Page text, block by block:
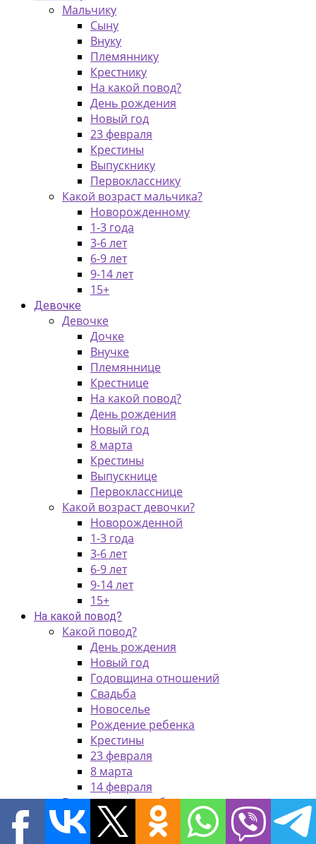
Мальчику
Сыну
Внуку
Племяннику
Крестнику
На какой повод?
День рождения
Новый год
23 февраля
Крестины
Выпускнику
Первокласснику
Какой возраст мальчика?
Новорожденному
1-3 года
3-6 лет
6-9 лет
9-14 лет
15+
Девочке
Девочке
Дочке
Внучке
Племяннице
Крестнице
На какой повод?
День рождения
Новый год
8 марта
Крестины
Выпускнице
Первокласснице
Какой возраст девочки?
Новорожденной
1-3 года
3-6 лет
6-9 лет
9-14 лет
15+
На какой повод?
Какой повод?
День рождения
Новый год
Годовщина отношений
Свадьба
Новоселье
Рождение ребенка
Крестины
23 февраля
8 марта
14 февраля
Годовщина свадьбы
1 год
2 года